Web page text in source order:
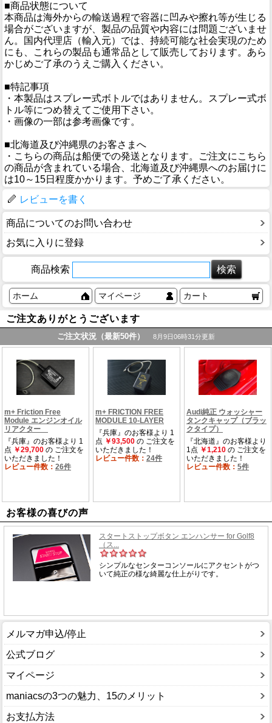
■商品状態について
本商品は海外からの輸送過程で容器に凹みや擦れ等が生じる
場合がございますが、製品の品質や内容には問題ございませ
ん。国内代理店（輸入元）では、持続可能な社会実現のため
にも、これらの製品も通常品として販売しております。あら
かじめご了承のうえご購入ください。
■特記事項
・本製品はスプレー式ボトルではありません。スプレー式ボ
トル等につめ替えてご使用下さい。
・画像の一部は参考画像です。
■北海道及び沖縄県のお客さまへ
・こちらの商品は船便での発送となります。ご注文にこちら
の商品が含まれている場合、北海道及び沖縄県へのお届けに
は10～15日程度かかります。予めご了承ください。
レビューを書く
商品についてのお問い合わせ
お気に入りに登録
商品検索
ホーム マイページ カート
ご注文ありがとうございます
お客様の喜びの声
メルマガ申込/停止
公式ブログ
マイページ
maniacsの3つの魅力、15のメリット
お支払方法